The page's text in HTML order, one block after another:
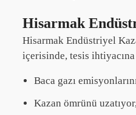
Hisarmak
Hisarmak Endüstriyel
içerisinde, tesis
Baca gazı
Kazan ömrünü uzatıyor,